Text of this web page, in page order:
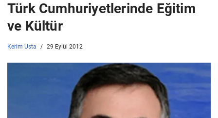
Türk Cumhuriyetlerinde Eğitim
ve Kültür
Kerim Usta 29 Eylül 2012